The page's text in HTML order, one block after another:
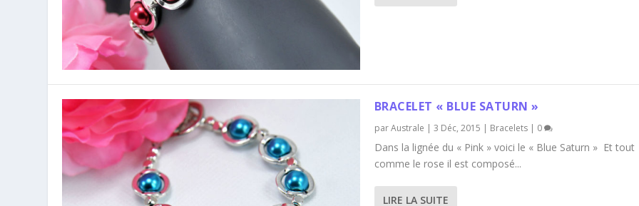
BRACELET « BLUE SATURN »
parAustrale | 3 Déc, 2015 | Bracelets| 0
Dans la lignée du « Pink » voici le « Blue Saturn » Et tout
comme le rose il est composé...
LIRE LA SUITE